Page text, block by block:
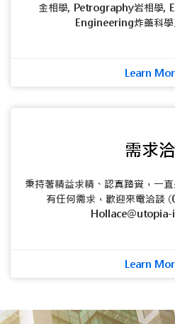
金相學, Petrography岩相學,
Engineering炸藥科學
Learn
需求
秉持著精益求精、認真踏實，一
有任何需求，歡迎來電洽談
Learn